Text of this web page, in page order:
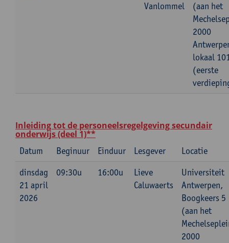
Vanlommel
(aan het
2000
lokaal
(eerste
Inleiding tot de personeelsregelgeving secundair
onderwijs (deel 1)**
Datum Beginuur Einduur Lesgever
Locatie
dinsdag
21 april
2026
09:30u 16:00u
Lieve
Caluwaerts
Universiteit
Antwerpen,
Boogkeers 5
(aan het
2000